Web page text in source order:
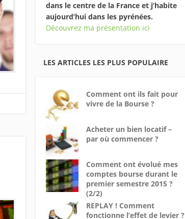
dans le centre de la France et j’habite
aujourd’hui dans les pyrénées.
Découvrez ma présentation ici
LES ARTICLES LES PLUS POPULAIRE
Comment ont ils fait pour
vivre de la Bourse ?
Acheter un bien locatif –
par où commencer ?
Comment ont évolué mes
comptes bourse durant le
premier semestre 2015 ?
(2/2)
REPLAY ! Comment
fonctionne l’effet de levier ?